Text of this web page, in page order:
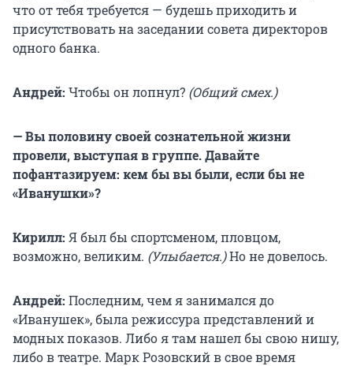
что от тебя требуется — будешь приходить и
присутствовать на заседании совета директоров
одного банка.
Андрей: Чтобы он лопнул? (Общий смех.)
— Вы половину своей сознательной жизни
провели, выступая в группе. Давайте
пофантазируем: кем бы вы были, если бы не
«Иванушки»?
Кирилл: Я был бы спортсменом, пловцом,
возможно, великим. (Улыбается.)Но не довелось.
Андрей: Последним, чем я занимался до
«Иванушек», была режиссура представлений и
модных показов. Либо я там нашел бы свою нишу,
либо в театре. Марк Розовский в свое время